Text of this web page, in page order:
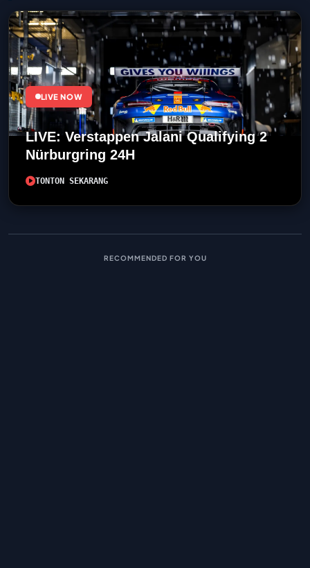
LIVE NOW
LIVE: Verstappen Jalani Qualifying 2
Nürburgring 24H
TONTON SEKARANG
RECOMMENDED FOR YOU